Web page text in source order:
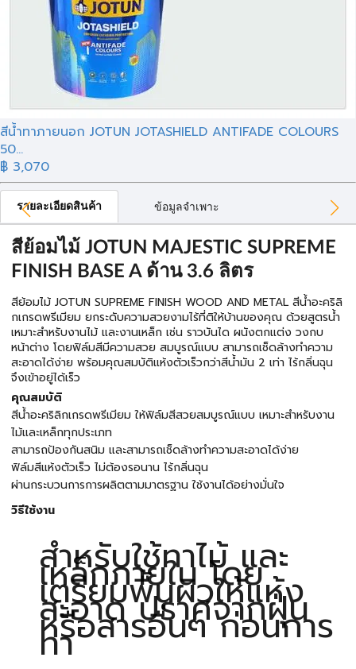
สีน้ำทาภายนอก JOTUN JOTASHIELD ANTIFADE COLOURS
50...
฿ 3,070
รายละเอียดสินค้า ข้อมูลจำเพาะ
สีย้อมไม้ JOTUN MAJESTIC SUPREME
FINISH BASE A ด้าน 3.6 ลิตร
สีย้อมไม้ JOTUN SUPREME FINISH WOOD AND METAL สีน้ำอะคริลิ
กเกรดพรีเมียม ยกระดับความสวยงามไร้ที่ติให้บ้านของคุณ ด้วยสูตรน้ำ
เหมาะสำหรับงานไม้ และงานเหล็ก เช่น ราวบันได ผนังตกแต่ง วงกบ
หน้าต่าง โดยฟิล์มสีมีความสวย สมบูรณ์แบบ สามารถเช็ดล้างทำความ
สะอาดได้ง่าย พร้อมคุณสมบัติแห้งตัวเร็วกว่าสีน้ำมัน 2 เท่า ไร้กลิ่นฉุน
จึงเข้าอยู่ได้เร็ว
คุณสมบัติ
สีน้ำอะคริลิกเกรดพรีเมียม ให้ฟิล์มสีสวยสมบูรณ์แบบ เหมาะสำหรับงาน
ไม้และเหล็กทุกประเภท
สามารถป้องกันสนิม และสามารถเช็ดล้างทำความสะอาดได้ง่าย
ฟิล์มสีแห้งตัวเร็ว ไม่ต้องรอนาน ไร้กลิ่นฉุน
ผ่านกระบวนการการผลิตตามมาตรฐาน ใช้งานได้อย่างมั่นใจ
วิธีใช้งาน
สำหรับใช้ทาไม้ และ
เหล็กภายใน โดย
เตรียมพื้นผิวให้แห้ง
สะอาด ปราศจากฝุ่น
หรือสารอื่นๆ ก่อนการ
ทา